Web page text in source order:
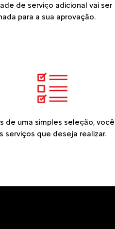
de serviço adicional vai ser
para a sua aprovação.
de uma simples seleção, você
serviços que deseja realizar.